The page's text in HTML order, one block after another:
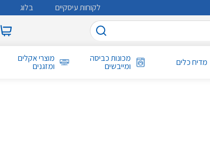
לקוחות עיסקיים בלוג
מדיח כלים מכונות כביסה
ומייבשים
מוצרי אקלים
ומזגנים